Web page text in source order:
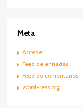
Meta
Acceder
Feed de entradas
Feed de comentarios
WordPress.org